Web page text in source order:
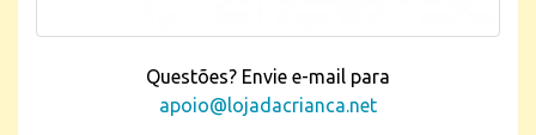
Questões? Envie e-mail para
apoio@lojadacrianca.net